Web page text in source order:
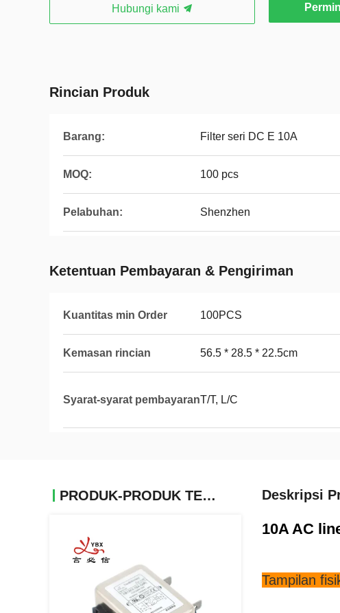
Hubungi kami
Rincian Produk
Barang: Filter seri DC E 10A
MOQ: 100 pcs
Pelabuhan: Shenzhen
Ketentuan Pembayaran & Pengiriman
Kuantitas min Order 100PCS
Kemasan rincian 56.5 * 28.5 * 22.5cm
Syarat-syarat pembayaranT/T, L/C
PRODUK-PRODUK TERKAIT Deskripsi
10A AC
Tampilan